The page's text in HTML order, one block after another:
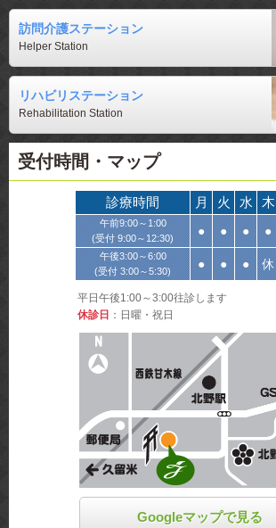
訪問介護ステーション
Helper Station
リハビリステーション
Rehabilitation Station
受付時間 ・マップ
診療時間 月 火 水 木
午前9:00～1:00
(受付 9:00～12:30)
● ● ● ●
午後3:00～6:00
(受付 3:00～5:30)
● ● ● 休
平日午後1:00～3:00往診します
休診日 ：日曜・祝日
Googleマップで見る